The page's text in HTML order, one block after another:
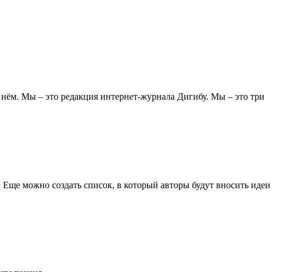
Мы – это редакция интернет-журнала Дигибу. Мы – это три
можно создать список, в который авторы будут вносить идеи